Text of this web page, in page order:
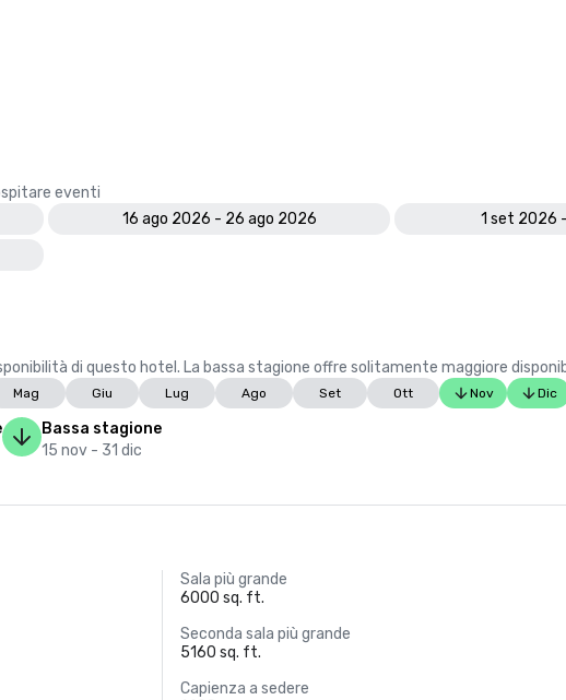
eventi
16 ago 2026 - 26 ago 2026 1 set 2026
di questo hotel. La bassa stagione offre solitamente maggiore
Mag Giu Lug Ago Set Ott Nov Dic
Bassa stagione
15 nov - 31 dic
Sala più grande
6000 sq. ft.
Seconda sala più grande
5160 sq. ft.
Capienza a sedere